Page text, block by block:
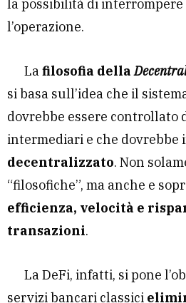
la possibilità di
l’operazione.
Lafilosofia della
si basa sull’idea che il
dovrebbe essere controllato
intermediari e che dovrebbe
decentralizzato. Non
“filosofiche”, ma anche e
efficienza, velocità e
transazioni.
La DeFi, infatti, si pone
servizi bancari classici